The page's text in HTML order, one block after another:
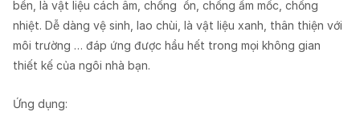
bền, là vật liệu cách âm, chống ồn, chống ẩm mốc, chống
nhiệt. Dễ dàng vệ sinh, lao chùi, là vật liệu xanh, thân thiện với
môi trường … đáp ứng được hầu hết trong mọi không gian
thiết kế của ngôi nhà bạn.
Ứng dụng: